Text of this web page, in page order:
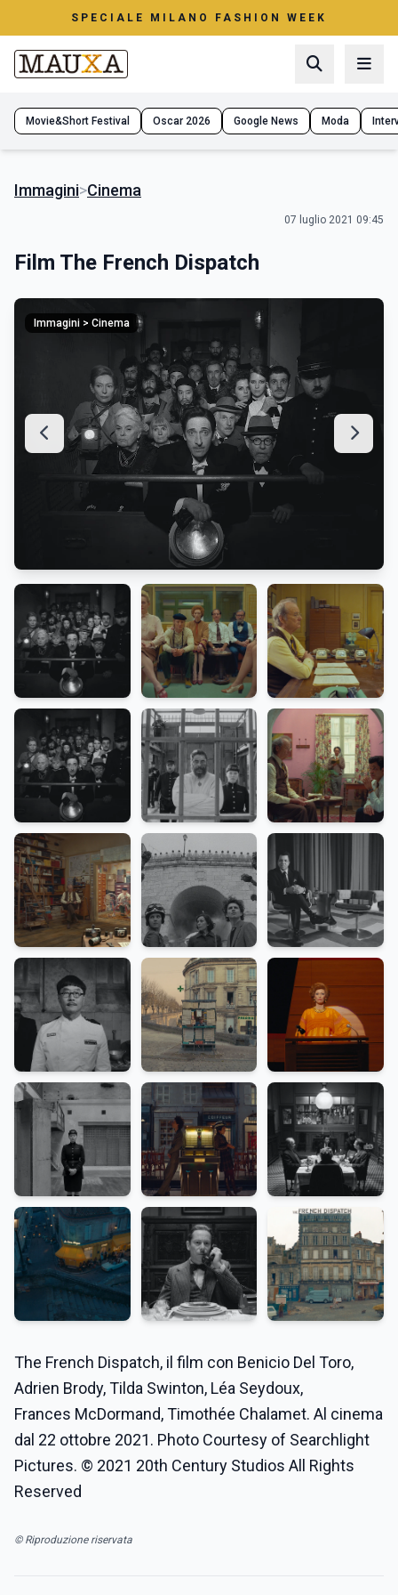
SPECIALE MILANO FASHION WEEK
Movie&Short Festival Oscar 2026 Google News Moda
Immagini>Cinema
07 luglio 2021 09:45
Film The French Dispatch
Immagini > Cinema
The French Dispatch, il film con Benicio Del Toro,
Adrien Brody, Tilda Swinton, Léa Seydoux,
Frances McDormand, Timothée Chalamet. Al cinema
dal 22 ottobre 2021. Photo Courtesy of Searchlight
Pictures. © 2021 20th Century Studios All Rights
Reserved
© Riproduzione riservata